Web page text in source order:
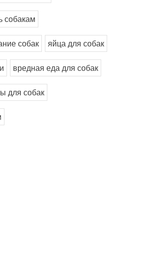
собакам
собак яйца для собак
вредная еда для собак
для собак